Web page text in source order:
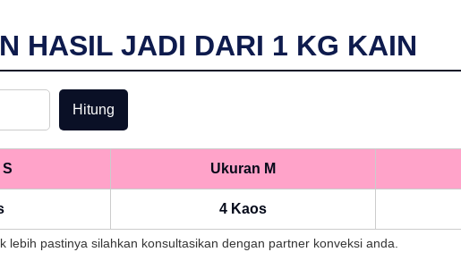
HASIL JADI DARI 1 KG KAIN
Hitung
Ukuran M
4 Kaos
lebih pastinya silahkan konsultasikan dengan partner konveksi anda.